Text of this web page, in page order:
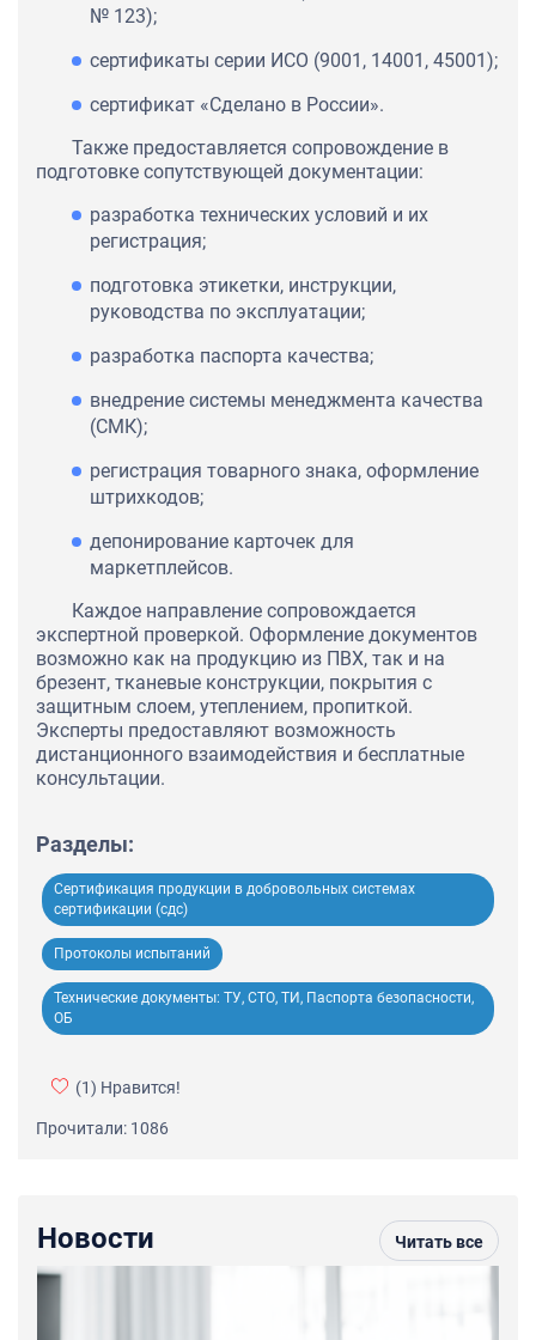
№ 123);
сертификаты серии ИСО (9001, 14001, 45001);
сертификат «Сделано в России».
Также предоставляется сопровождение в
подготовке сопутствующей документации:
разработка технических условий и их
регистрация;
подготовка этикетки, инструкции,
руководства по эксплуатации;
разработка паспорта качества;
внедрение системы менеджмента качества
(СМК);
регистрация товарного знака, оформление
штрихкодов;
депонирование карточек для
маркетплейсов.
Каждое направление сопровождается
экспертной проверкой. Оформление документов
возможно как на продукцию из ПВХ, так и на
брезент, тканевые конструкции, покрытия с
защитным слоем, утеплением, пропиткой.
Эксперты предоставляют возможность
дистанционного взаимодействия и бесплатные
консультации.
Разделы:
Сертификация продукции в добровольных системах
сертификации (сдс)
Протоколы испытаний
Технические документы: ТУ, СТО, ТИ, Паспорта безопасности,
ОБ
(1) Нравится!
Прочитали: 1086
Новости Читать все